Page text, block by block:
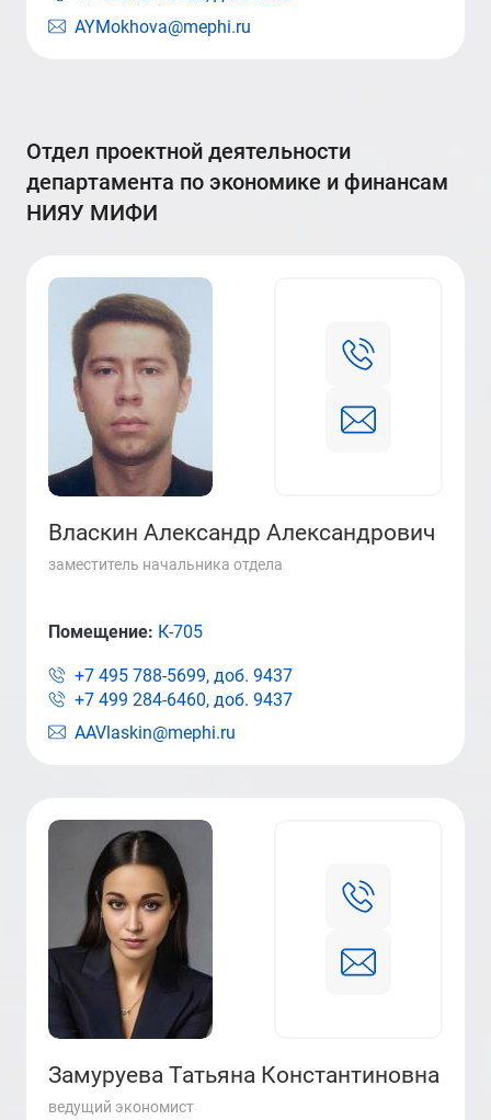
AYMokhova@mephi.ru
Отдел проектной деятельности
департамента по экономике и финансам
НИЯУ МИФИ
Власкин Александр Александрович
заместитель начальника отдела
AAVlaskin@mephi.ru
Помещение: К-705
+7 495 788-5699, доб. 9437
+7 499 284-6460, доб. 9437
Замуруева Татьяна Константиновна
ведущий экономист